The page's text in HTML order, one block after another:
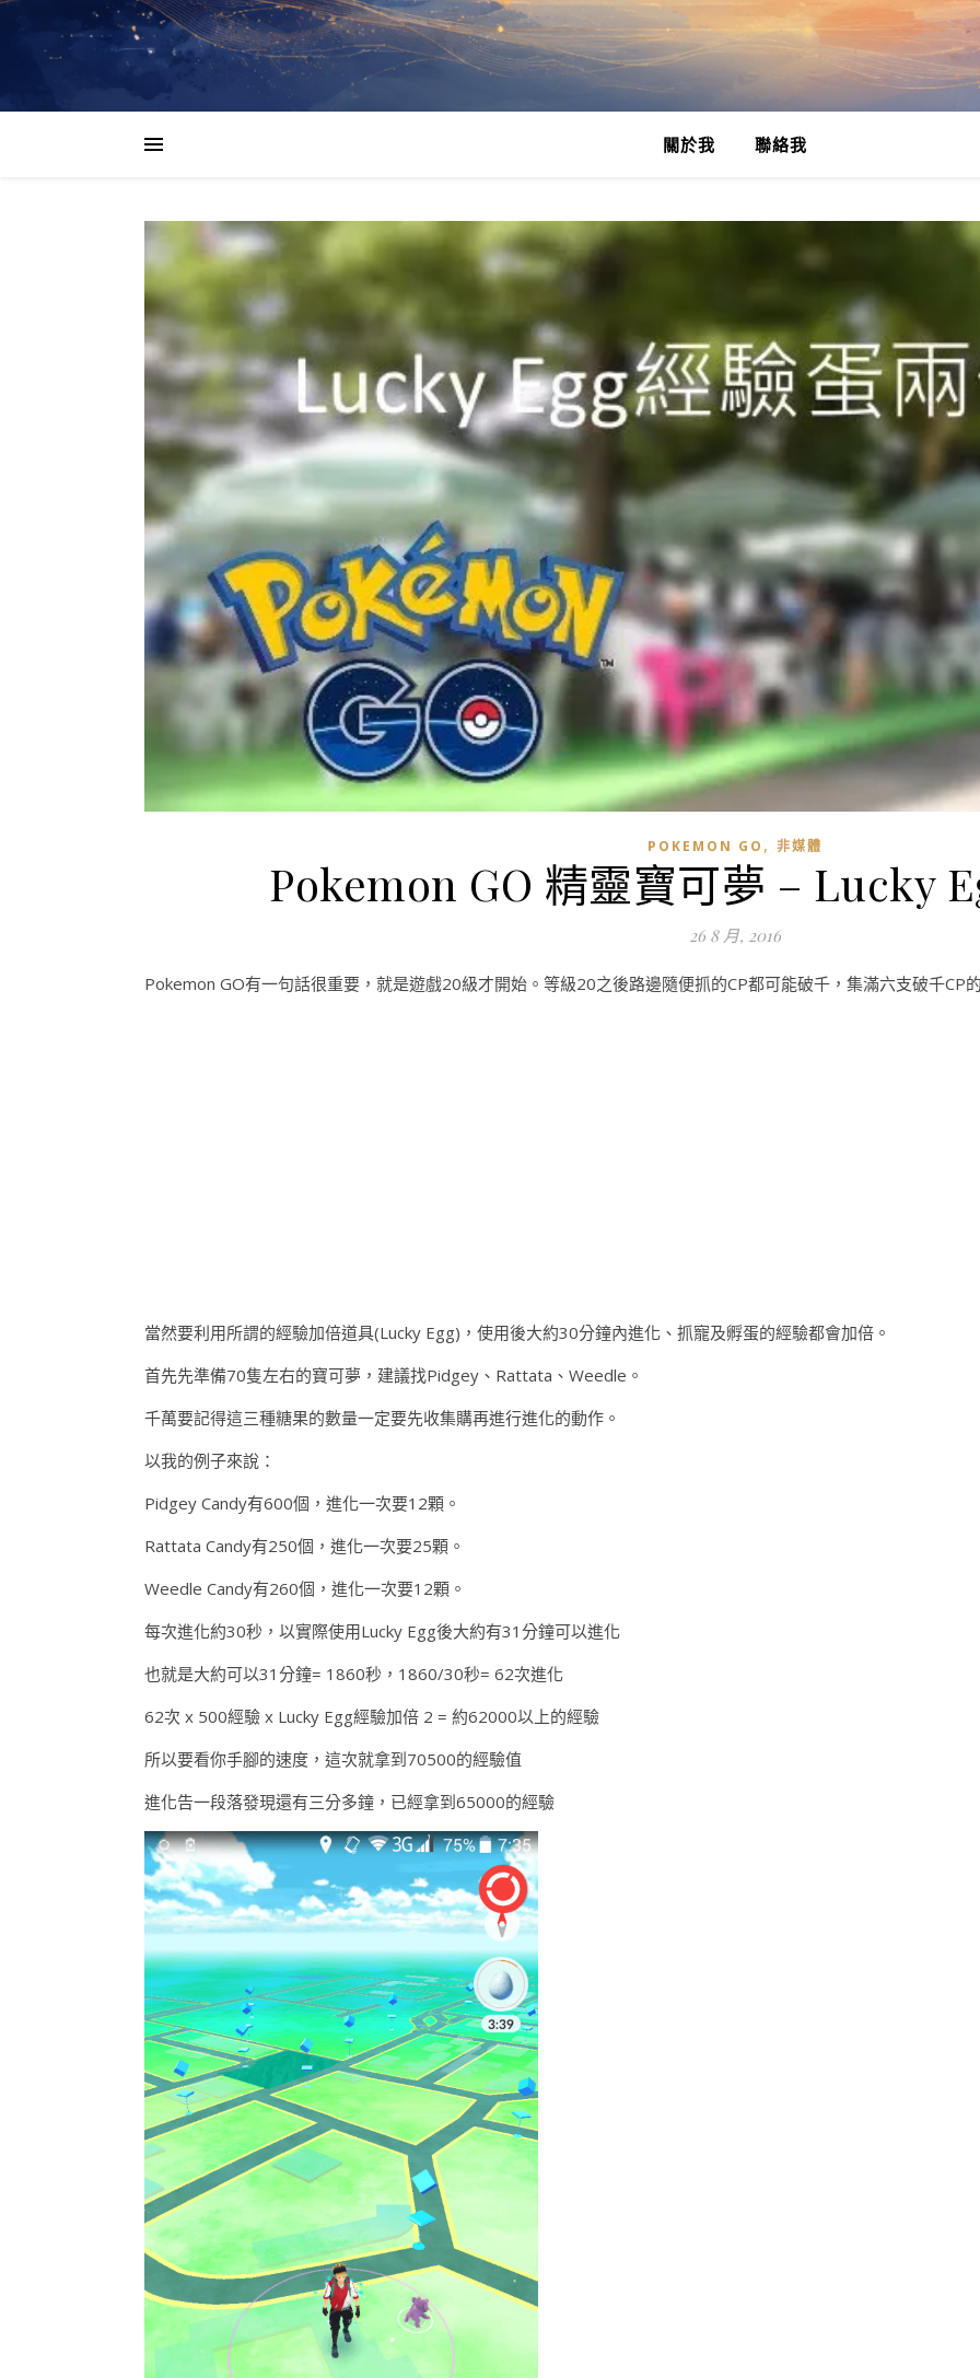
關於我 聯絡我
POKEMON GO , 非媒體
Pokemon GO 精靈寶可夢 – Lucky
26 8 月, 2016
Pokemon GO有一句話很重要，就是遊戲20級才開始。等級20之後路邊隨便抓的CP都可能破千，集滿六支破千CP
當然要利用所謂的經驗加倍道具(Lucky Egg)，使用後大約30分鐘內進化、抓寵及孵蛋的經驗都會加倍。
首先先準備70隻左右的寶可夢，建議找Pidgey、Rattata、Weedle。
千萬要記得這三種糖果的數量一定要先收集購再進行進化的動作。
以我的例子來說：
Pidgey Candy有600個，進化一次要12顆。
Rattata Candy有250個，進化一次要25顆。
Weedle Candy有260個，進化一次要12顆。
每次進化約30秒，以實際使用Lucky Egg後大約有31分鐘可以進化
也就是大約可以31分鐘= 1860秒，1860/30秒= 62次進化
62次 x 500經驗 x Lucky Egg經驗加倍 2 = 約62000以上的經驗
所以要看你手腳的速度，這次就拿到70500的經驗值
進化告一段落發現還有三分多鐘，已經拿到65000的經驗